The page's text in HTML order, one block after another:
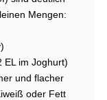
Mengen:
EL im Joghurt)
und flacher
oder Fett